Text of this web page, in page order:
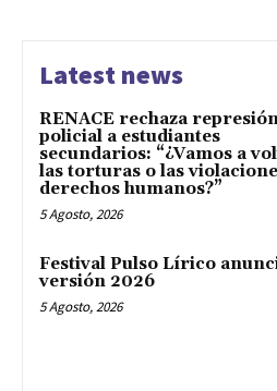
Latest news
RENACE rechaza
policial a estudiantes
secundarios: “¿Vamos a
las torturas o las
derechos humanos?”
5 Agosto, 2026
Festival Pulso Lírico
versión 2026
5 Agosto, 2026